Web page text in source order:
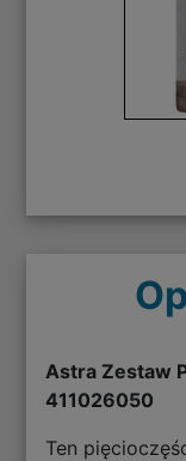
Astra Zestaw
411026050
Ten